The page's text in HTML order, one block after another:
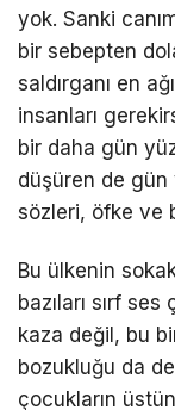
yok. Sanki
bir sebepten
saldırganı en
insanları
bir daha gün
düşüren de gün
sözleri, öfke ve
Bu ülkenin
bazıları sırf
kaza değil, bu
bozukluğu da
çocukların